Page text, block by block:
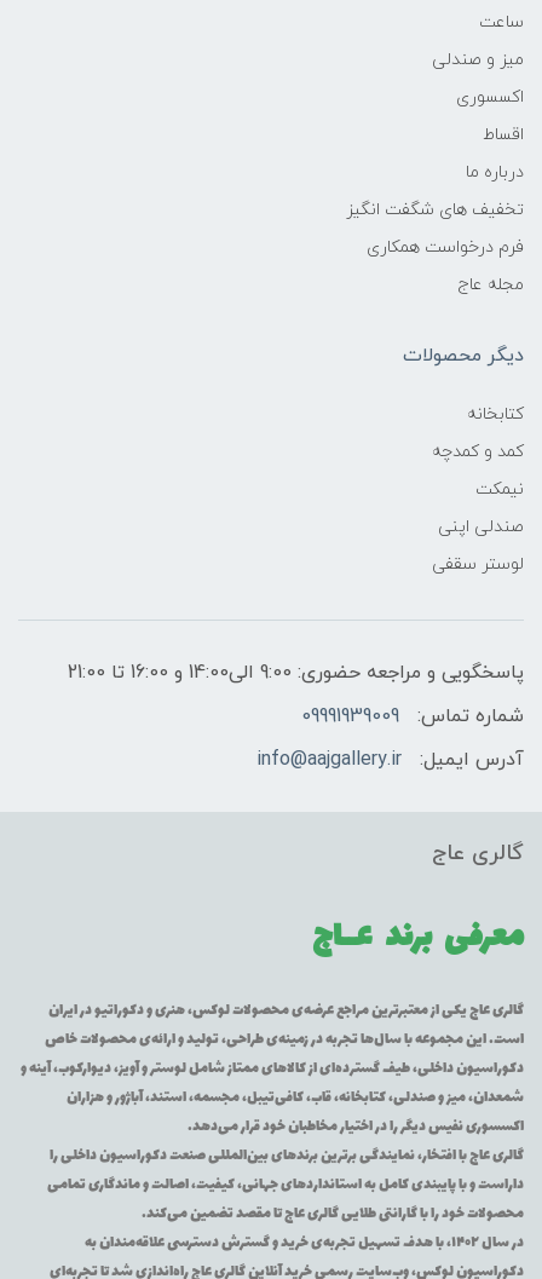
ساعت
میز و صندلی
اکسسوری
اقساط
درباره ما
تخفیف های شگفت انگیز
فرم درخواست همکاری
مجله عاج
دیگر محصولات
کتابخانه
کمد و کمدچه
نیمکت
صندلی اپنی
لوستر سقفی
پاسخگویی و مراجعه حضوری: 9:00 الی14:00 و 16:00 تا 21:00
شماره تماس:
09991939009
آدرس ایمیل:
info@aajgallery.ir
گالری عاج
معرفی برند عــاج
گالری عاج یکی از معتبرترین مراجع عرضه‌ی محصولات لوکس، هنری و دکوراتیو در ایران
است. این مجموعه با سال‌ها تجربه در زمینه‌ی طراحی، تولید و ارائه‌ی محصولات خاص
دکوراسیون داخلی، طیف گسترده‌ای از کالاهای ممتاز شامل لوستر و آویز، دیوارکوب، آینه و
شمعدان، میز و صندلی، کتابخانه، قاب، کافی‌تیبل، مجسمه، استند، آباژور و هزاران
اکسسوری نفیس دیگر را در اختیار مخاطبان خود قرار می‌دهد.
گالری عاج با افتخار، نمایندگی برترین برندهای بین‌المللی صنعت دکوراسیون داخلی را
داراست و با پایبندی کامل به استانداردهای جهانی، کیفیت، اصالت و ماندگاری تمامی
محصولات خود را با گارانتی طلایی گالری عاج تا مقصد تضمین می‌کند.
در سال ۱۴۰۲، با هدف تسهیل تجربه‌ی خرید و گسترش دسترسی علاقه‌مندان به
دکوراسیون لوکس، وب‌سایت رسمی خرید آنلاین گالری عاج راه‌اندازی شد تا تجربه‌ای